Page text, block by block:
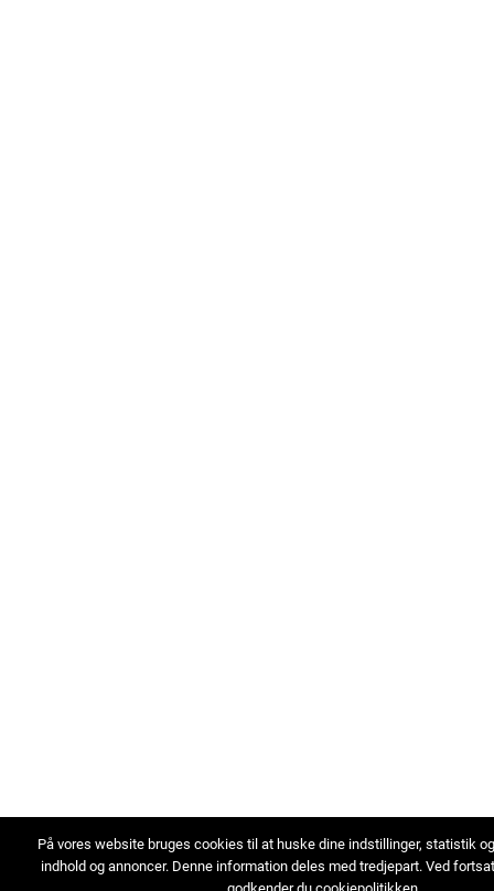
På vores website bruges cookies til at huske dine indstillinger, statistik
indhold og annoncer. Denne information deles med tredjepart. Ved